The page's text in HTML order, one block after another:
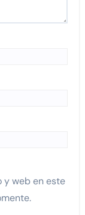
y web en este